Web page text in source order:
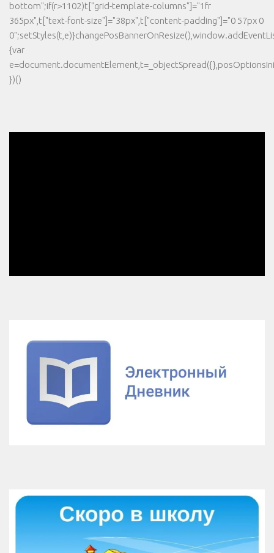
bottom";if(r>1102)t["grid-template-columns"]="1fr
365px",t["text-font-size"]="38px",t["content-padding"]="0 57px 0
{var
})()